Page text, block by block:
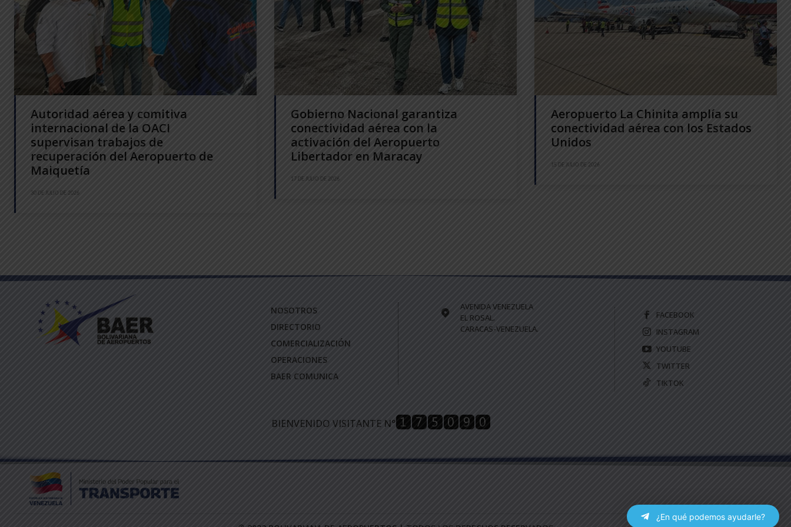
Autoridad aérea y comitiva
internacional de la OACI
supervisan trabajos de
recuperación del Aeropuerto de
Maiquetía
30 DE JULIO DE 2026
Gobierno Nacional garantiza
conectividad aérea con la
activación del Aeropuerto
Libertador en Maracay
17 DE JULIO DE 2026
Aeropuerto La Chinita amplía su
conectividad aérea con los Estados
Unidos
15 DE JULIO DE 2026
NOSOTROS
DIRECTORIO
COMERCIALIZACIÓN
OPERACIONES
BAER COMUNICA
AVENIDA VENEZUELA
EL ROSAL.
CARACAS-VENEZUELA.
FACEBOOK
INSTAGRAM
YOUTUBE
TWITTER
TIKTOK
BIENVENIDO VISITANTE N°
¿En qué podemos ayudarle?